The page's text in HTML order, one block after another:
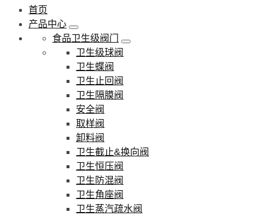
首页
产品中心
食品卫生级阀门
卫生级球阀
卫生蝶阀
卫生止回阀
卫生隔膜阀
安全阀
取样阀
卸料阀
卫生截止&换向阀
卫生恒压阀
卫生防混阀
卫生角座阀
卫生蒸汽疏水阀